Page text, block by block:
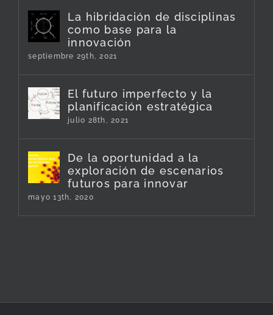
La hibridación de disciplinas
como base para la
innovación
septiembre 29th, 2021
El futuro imperfecto y la
planificación estratégica
julio 28th, 2021
De la oportunidad a la
exploración de escenarios
futuros para innovar
mayo 13th, 2020